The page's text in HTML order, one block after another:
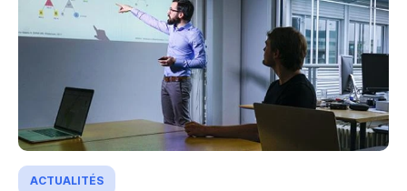
ACTUALITÉS